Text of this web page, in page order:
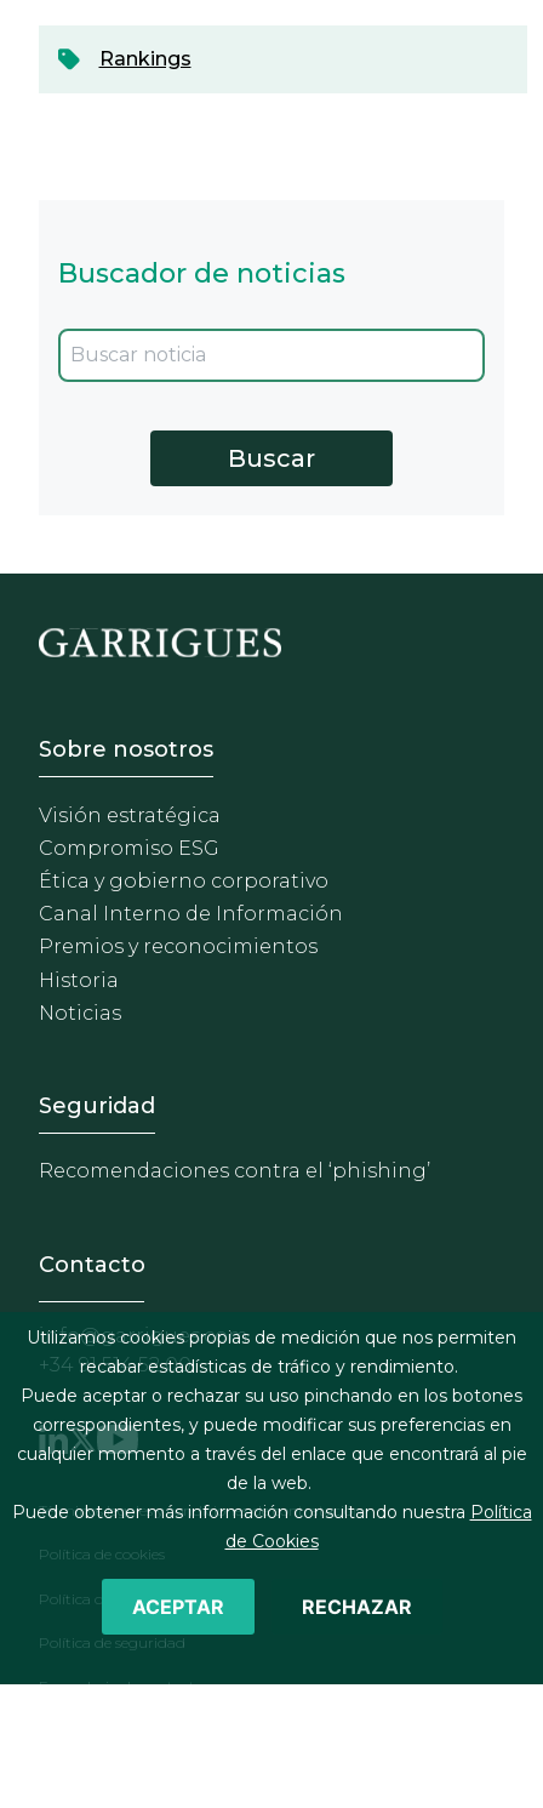
Rankings
Buscador de noticias
Footer - Sobre Nosotros
Sobre nosotros
Visión estratégica
Compromiso ESG
Ética y gobierno corporativo
Canal Interno de Información
Premios y reconocimientos
Historia
Noticias
Footer - Extranet y
Seguridad
Recomendaciones contra el ‘phishing’
Contacto
info@garrigues.com
+34 91 514 52 00
Footer menu
Términos legales y condiciones de contratación
Política de cookies
Política de privacidad
Política de seguridad
Formulario de contacto
Utilizamos cookies propias de medición que nos permiten
recabar estadísticas de tráfico y rendimiento.
Puede aceptar o rechazar su uso pinchando en los botones
correspondientes, y puede modificar sus preferencias en
cualquier momento a través del enlace que encontrará al pie
de la web.
Puede obtener más información consultando nuestra Política
de Cookies
ACEPTAR RECHAZAR